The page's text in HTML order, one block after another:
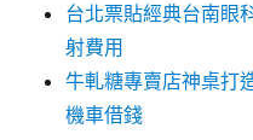
台北票貼經典台南眼
射費用
牛軋糖專賣店神桌打
機車借錢